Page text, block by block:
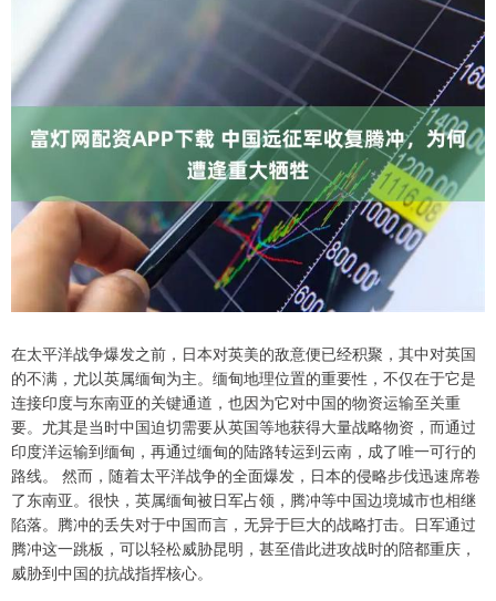
在太平洋战争爆发之前，日本对英美的敌意便已经积聚，其中对英国
的不满，尤以英属缅甸为主。缅甸地理位置的重要性，不仅在于它是
连接印度与东南亚的关键通道，也因为它对中国的物资运输至关重
要。尤其是当时中国迫切需要从英国等地获得大量战略物资，而通过
印度洋运输到缅甸，再通过缅甸的陆路转运到云南，成了唯一可行的
路线。 然而，随着太平洋战争的全面爆发，日本的侵略步伐迅速席卷
了东南亚。很快，英属缅甸被日军占领，腾冲等中国边境城市也相继
陷落。腾冲的丢失对于中国而言，无异于巨大的战略打击。日军通过
腾冲这一跳板，可以轻松威胁昆明，甚至借此进攻战时的陪都重庆，
威胁到中国的抗战指挥核心。